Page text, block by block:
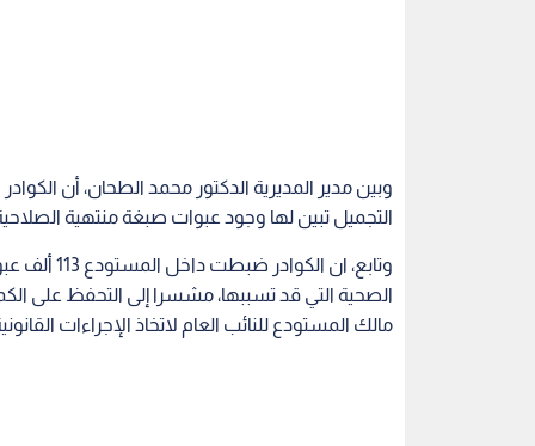
وبين مدير المديرية الدكتور محمد الطحان، أن
التجميل تبين لها وجود عبوات صبغة منتهية
وتابع، ان
الصحية التي قد تسببها، مشسرا إلى التحفظ على
مالك المستودع للنائب العام لاتخاذ الإجراءات